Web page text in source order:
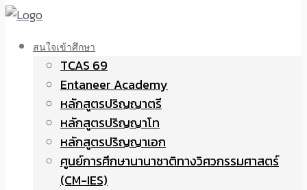
สนใจเข้าศึกษา
TCAS 69
Entaneer Academy
หลักสูตรปริญญาตรี
หลักสูตรปริญญาโท
หลักสูตรปริญญาเอก
ศูนย์การศึกษานานาชาติทางวิศวกรรมศาสตร์
(CM-IES)